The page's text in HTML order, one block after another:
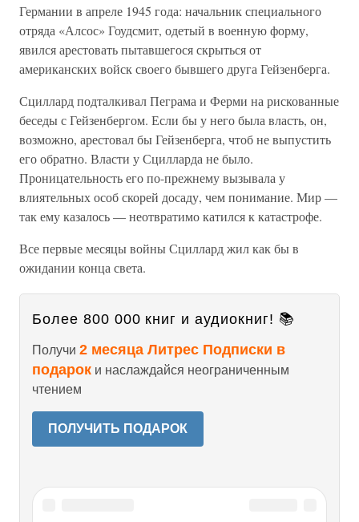
Германии в апреле 1945 года: начальник специального
отряда «Алсос» Гоудсмит, одетый в военную форму,
явился арестовать пытавшегося скрыться от
американских войск своего бывшего друга Гейзенберга.
Сциллард подталкивал Пеграма и Ферми на рискованные
беседы с Гейзенбергом. Если бы у него была власть, он,
возможно, арестовал бы Гейзенберга, чтоб не выпустить
его обратно. Власти у Сцилларда не было.
Проницательность его по-прежнему вызывала у
влиятельных особ скорей досаду, чем понимание. Мир —
так ему казалось — неотвратимо катился к катастрофе.
Все первые месяцы войны Сциллард жил как бы в
ожидании конца света.
Более 800 000 книг и аудиокниг! 📚
Получи 2 месяца Литрес Подписки в
подарок и наслаждайся неограниченным
чтением
ПОЛУЧИТЬ ПОДАРОК